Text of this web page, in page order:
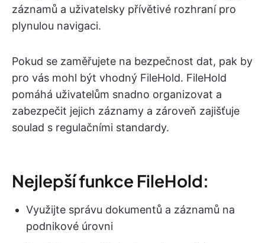
záznamů a uživatelsky přívětivé rozhraní pro
plynulou navigaci.
Pokud se zaměřujete na bezpečnost dat, pak by
pro vás mohl být vhodný FileHold. FileHold
pomáhá uživatelům snadno organizovat a
zabezpečit jejich záznamy a zároveň zajišťuje
soulad s regulačními standardy.
Nejlepší funkce FileHold:
Využijte správu dokumentů a záznamů na
podnikové úrovni